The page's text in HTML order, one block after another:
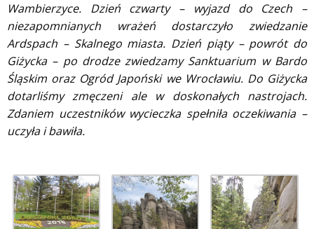
Wambierzyce. Dzień czwarty – wyjazd do Czech –
niezapomnianych wrażeń dostarczyło zwiedzanie
Ardspach – Skalnego miasta. Dzień piąty – powrót do
Giżycka – po drodze zwiedzamy Sanktuarium w Bardo
Śląskim oraz Ogród Japoński we Wrocławiu. Do Giżycka
dotarliśmy zmęczeni ale w doskonałych nastrojach.
Zdaniem uczestników wycieczka spełniła oczekiwania –
uczyła i bawiła.